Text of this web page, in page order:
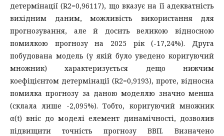
детермінації (R2=0,96117), що вказує на її адекватність
вихідним даним, можливість використання для
прогнозування, але й досить великою відносною
помилкою прогнозу на 2025 рік (-17,24%). Друга
побудована модель (у якій було уведено коригуючий
множник) характеризується дещо нижчим
коефіцієнтом детермінації (R2=0,9193), проте, відносна
помилка прогнозу за даною моделлю значно менша
(склала лише -2,095%). Тобто, коригуючий множник
α(t) вніс до моделі елемент динамічності, дозволив
підвищити точність прогнозу ВВП. Визначено